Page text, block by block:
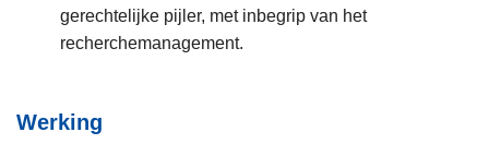
gerechtelijke pijler, met inbegrip van het
recherchemanagement.
Werking